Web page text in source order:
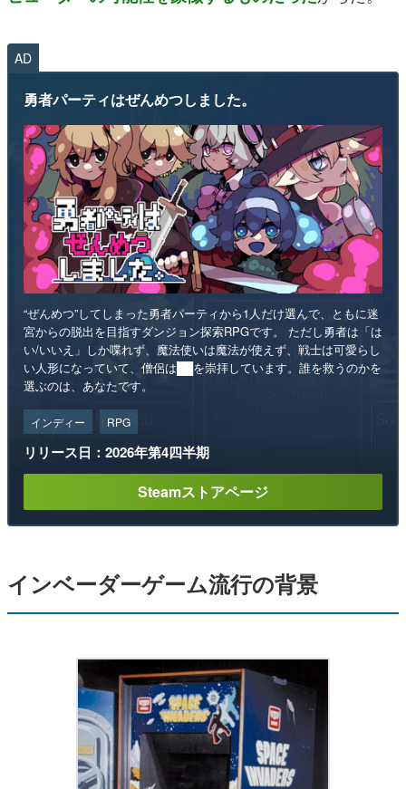
AD
勇者パーティはぜんめつしました。
“ぜんめつ”してしまった勇者パーティから1人だけ選んで、ともに迷
宮からの脱出を目指すダンジョン探索RPGです。 ただし勇者は「は
い/いいえ」しか喋れず、魔法使いは魔法が使えず、戦士は可愛らし
い人形になっていて、僧侶は██を崇拝しています。誰を救うのかを
選ぶのは、あなたです。
インディー RPG
リリース日：2026年第4四半期
Steamストアページ
インベーダーゲーム流行の背景